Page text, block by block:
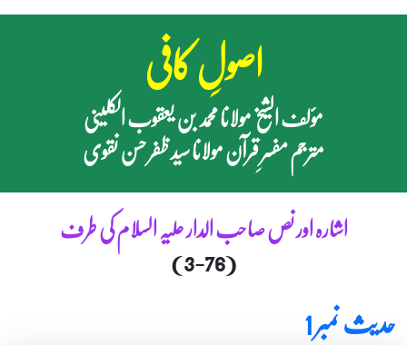
اصولِ کافی
مؤلف الشیخ مولانا محمد بن یعقوب الکلینی
مترجم مفسرِ قرآن مولانا سید ظفر حسن نقوی
اشارہ اور نص صاحب الدار علیہ السلام کی طرف
(3-76)
حدیث نمبر 1